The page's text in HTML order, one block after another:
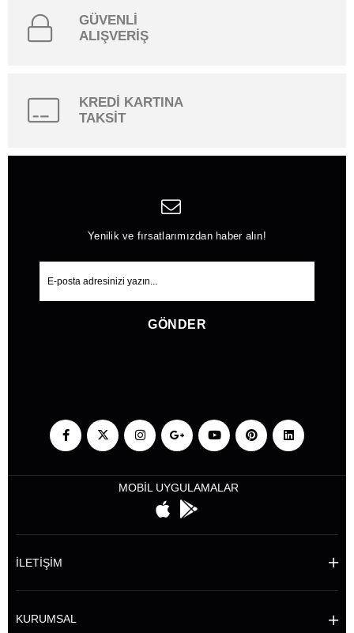
GÜVENLİ
ALIŞVERİŞ
KREDİ KARTINA
TAKSİT
Yenilik ve fırsatlarımızdan haber alın!
GÖNDER
MOBİL UYGULAMALAR
İLETİŞİM
KURUMSAL